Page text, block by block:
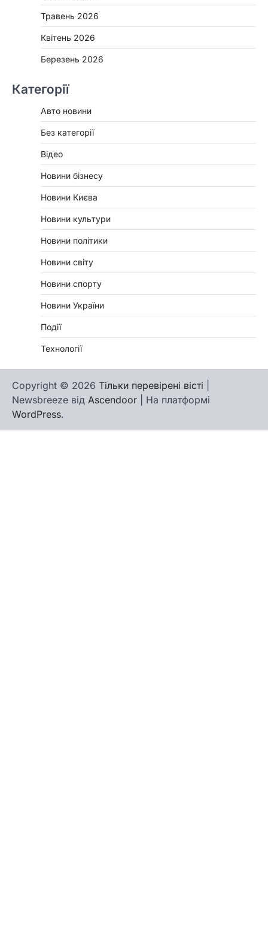
Травень 2026
Квітень 2026
Березень 2026
Категорії
Авто новини
Без категорії
Відео
Новини бізнесу
Новини Києва
Новини культури
Новини політики
Новини світу
Новини спорту
Новини України
Події
Технології
Copyright © 2026 Тільки перевірені вісті
Newsbreeze від Ascendoor | На платформі
WordPress.